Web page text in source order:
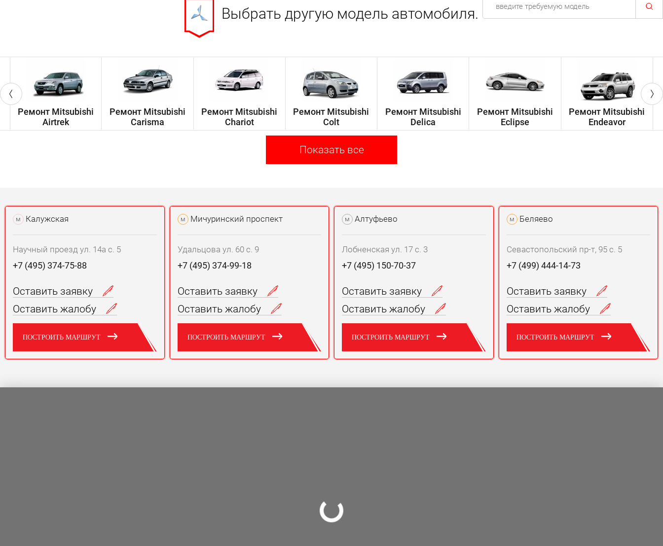
Выбрать другую модель автомобиля.
Ремонт Mitsubishi
Airtrek
Ремонт Mitsubishi
Carisma
Ремонт Mitsubishi
Chariot
Ремонт Mitsubishi
Colt
Ремонт Mitsubishi
Delica
Ремонт Mitsubishi
Eclipse
Ремонт Mitsubishi
Endeavor
Показать все
м Калужская
Научный проезд ул. 14а с. 5
+7 (495) 374-75-88
Оставить заявку
Оставить жалобу
ПОСТРОИТЬ МАРШРУТ
м Мичуринский проспект
Удальцова ул. 60 с. 9
+7 (495) 374-99-18
Оставить заявку
Оставить жалобу
ПОСТРОИТЬ МАРШРУТ
м Алтуфьево
Лобненская ул. 17 с. 3
+7 (495) 150-70-37
Оставить заявку
Оставить жалобу
ПОСТРОИТЬ МАРШРУТ
м Беляево
Севастопольский пр-т, 95 с. 5
+7 (499) 444-14-73
Оставить заявку
Оставить жалобу
ПОСТРОИТЬ МАРШРУТ